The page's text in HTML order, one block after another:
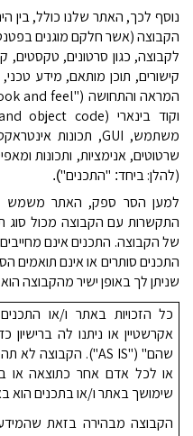
נוסף לכך, האתר שלנו כולל, בין
הקבוצה (אשר חלקם מוגנים
לקבוצה, כגון סרטונים, טקסטים,
קישורים, תוכן מותאם, מידע
המראה והתחושה (and feel"
וקוד בינארי object code)
משתמש, GUI, תכונות
שרטוטים, אנימציות, ותכונות
(להלן: ביחד:
"התכנים"
).
למען הסר ספק, האתר משמש
התקשרות עם הקבוצה מכול סוג
של הקבוצה. התכנים אינם
התכנים סותרים או אינם תואמים
שניתן לך באופן ישיר מהקבוצה
כל הזכויות באתר ו/או
אקרשטיין או ניתנו לה ברישיון
שהם" ("AS IS"
). הקבוצה לא
או לכל אדם אחר כתוצאה או
שימושך באתר ו/או בתכנים הוא
הקבוצה מבהירה בזאת